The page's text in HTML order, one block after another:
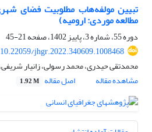
تبیین مولفه‌هاب مطلوبیت فضای
مطالعه موردی: ارومیه)
دوره 55، شماره 3، پاییز 1402، صفحه
21-45
10.22059/jhgr.2022.340609.1008468
محمدتقی حیدری، محمد رسولی، زانیار
مشاهده مقاله
اصل مقاله 1.92 M